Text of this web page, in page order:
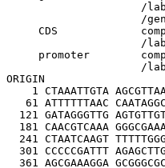
/
/
CDS
/
promoter
/
ORIGIN
1 CTAAATTGTA
61 ATTTTTTAAC
121 GATAGGGTTG
181 CAACGTCAAA
241 CTAATCAAGT
301 CCCCCGATTT
361 AGCGAAAGGA